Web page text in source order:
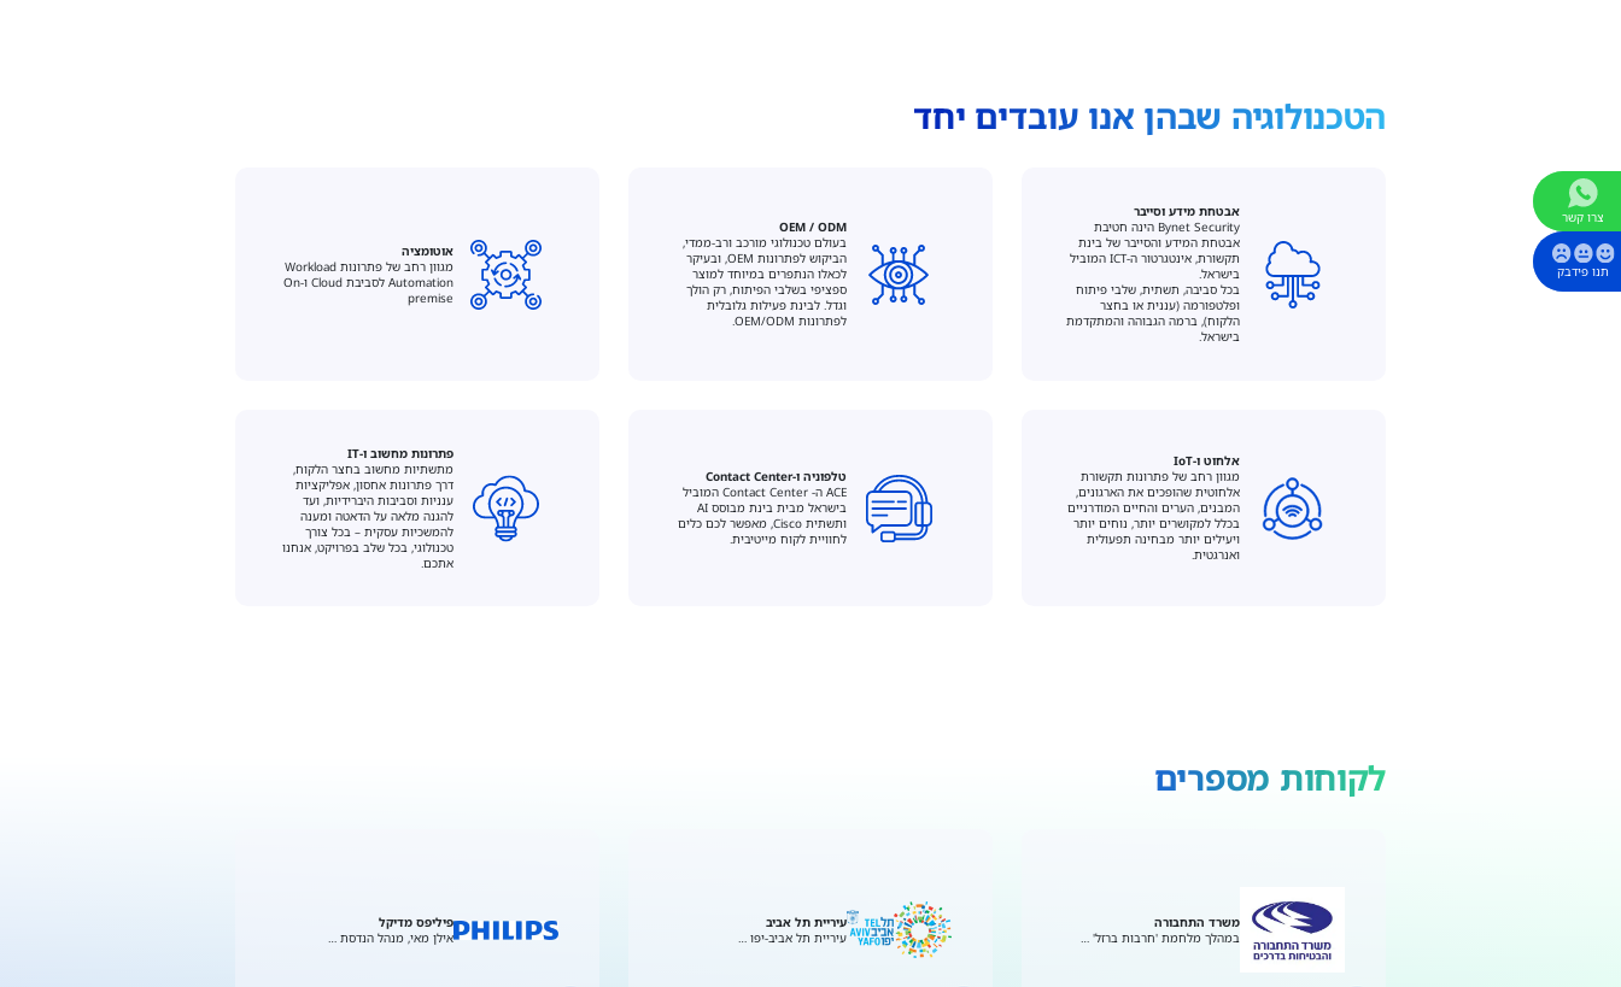
צרו קשר
תנו פידבק
הטכנולוגיה שבהן אנו עובדים יחד
אבטחת מידע וסייבר
Bynet Security הינה חטיבת
אבטחת המידע והסייבר של בינת
תקשורת, אינטגרטור ה-ICT המוביל
בישראל.
בכל סביבה, תשתית, שלבי פיתוח
ופלטפורמה (עננית או בחצר
הלקוח), ברמה הגבוהה והמתקדמת
בישראל.
OEM / ODM
בעולם טכנולוגי מורכב ורב-ממדי,
הביקוש לפתרונות OEM, ובעיקר
לכאלו הנתפרים במיוחד למוצר
ספציפי בשלבי הפיתוח, רק הולך
וגדל. לבינת פעילות גלובלית
לפתרונות OEM/ODM.
אוטומציה
מגוון רחב של פתרונות Workload
Automation לסביבת Cloud וOn-
premise
אלחוט ו-IoT
מגוון רחב של פתרונות תקשורת
אלחוטית שהופכים את הארגונים,
המבנים, הערים והחיים המודרניים
בכלל למקושרים יותר, נוחים יותר
ויעילים יותר מבחינה תפעולית
ואנרגטית.
טלפוניה ו-Contact Center
ACE ה- Contact Center המוביל
בישראל מבית בינת מבוסס AI
ותשתית Cisco, מאפשר לכם כלים
לחוויית לקוח מייטיבית.
פתרונות מחשוב ו-IT
מתשתיות מחשוב בחצר הלקוח,
דרך פתרונות אחסון, אפליקציות
ענניות וסביבות היברידיות, ועד
להגנה מלאה על הדאטה ומענה
להמשכיות עסקית – בכל צורך
טכנולוגי, בכל שלב בפרויקט, אנחנו
אתכם.
לקוחות מספרים
משרד התחבורה
במהלך מלחמת 'חרבות ברזל' …
עיריית תל אביב
עיריית תל אביב-יפו …
פיליפס מדיקל
אילן מאי, מנהל הנדסת …